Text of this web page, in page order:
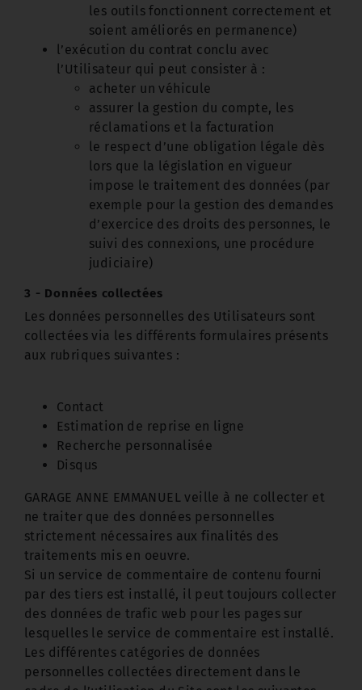
les outils fonctionnent correctement et
soient améliorés en permanence)
l’exécution du contrat conclu avec
l’Utilisateur qui peut consister à :
acheter un véhicule
assurer la gestion du compte, les
réclamations et la facturation
le respect d’une obligation légale dès
lors que la législation en vigueur
impose le traitement des données (par
exemple pour la gestion des demandes
d’exercice des droits des personnes, le
suivi des connexions, une procédure
judiciaire)
3 - Données collectées
Les données personnelles des Utilisateurs sont
collectées via les différents formulaires présents
aux rubriques suivantes :
Contact
Estimation de reprise en ligne
Recherche personnalisée
Disqus
GARAGE ANNE EMMANUEL veille à ne collecter et
ne traiter que des données personnelles
strictement nécessaires aux finalités des
traitements mis en oeuvre.
Si un service de commentaire de contenu fourni
par des tiers est installé, il peut toujours collecter
des données de trafic web pour les pages sur
lesquelles le service de commentaire est installé.
Les différentes catégories de données
personnelles collectées directement dans le